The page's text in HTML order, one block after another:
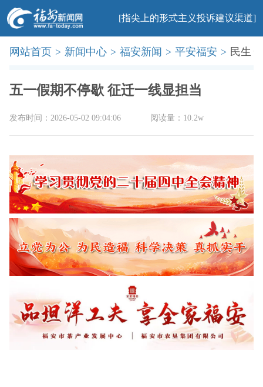
[指尖上的形式主义投诉建议渠道]
首页 新闻 社会 民生 法治 产业
教育
网站首页 > 新闻中心 > 福安新闻 > 平安福安 > 民生
五一假期不停歇 征迁一线显担当
阅读量：10.2w
发布时间：2026-05-02 09:04:06